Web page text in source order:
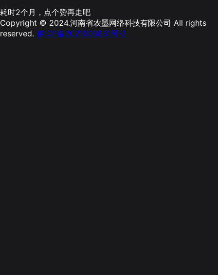
耗时2个月，点个赞再走吧
Copyright © 2024.河南省农墨网络科技有限公司 All rights
reserved. 豫ICP备2021003631号-2